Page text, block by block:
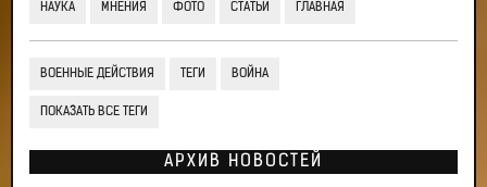
НАУКА МНЕНИЯ ФОТО СТАТЬИ ГЛАВНАЯ
ВОЕННЫЕ ДЕЙСТВИЯ ТЕГИ ВОЙНА
ПОКАЗАТЬ ВСЕ ТЕГИ
АРХИВ НОВОСТЕЙ